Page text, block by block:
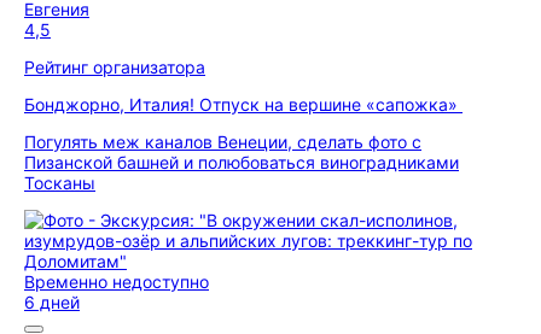
Евгения
4,5
Рейтинг организатора
Бонджорно, Италия! Отпуск на вершине «сапожка»
Погулять меж каналов Венеции, сделать фото с
Пизанской башней и полюбоваться виноградниками
Тосканы
Временно недоступно
6 дней